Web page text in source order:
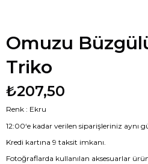
Omuzu
Triko
₺207,50
Renk : Ekru
12:00‘e kadar verilen siparişleriniz aynı
Kredi kartına 9 taksit imkanı.
Fotoğraflarda kullanılan aksesuarlar